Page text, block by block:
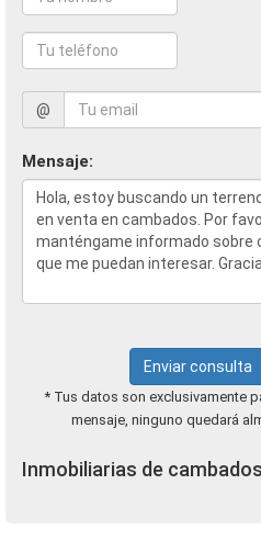
@
Mensaje:
Enviar consulta
* Tus datos son exclusivamente
mensaje, ninguno quedará
Inmobiliarias de